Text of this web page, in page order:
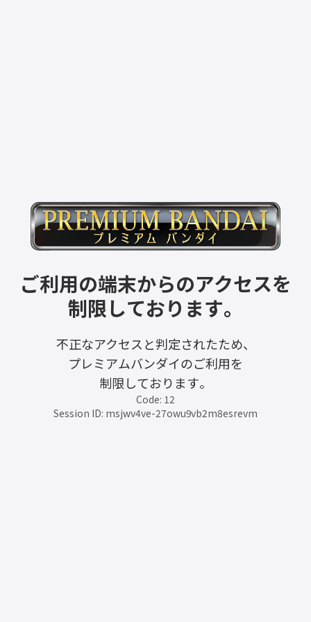
ご利用の端末からのアクセスを
制限しております。
不正なアクセスと判定されたため、
プレミアムバンダイのご利用を
制限しております。
Code: 12
Session ID: msjwv4ve-27owu9vb2m8esrevm